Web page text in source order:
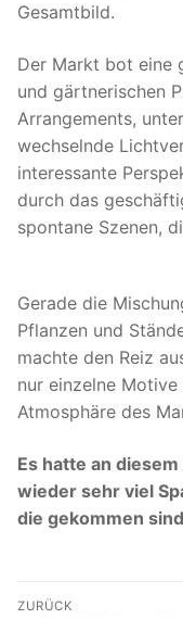
Gesamtbild.
Der Markt bot eine
und gärtnerischen
Arrangements,
wechselnde
interessante
durch das
spontane Szenen,
Gerade die
Pflanzen und
machte den Reiz
nur einzelne
Atmosphäre des
Es hatte an
wieder sehr viel
die gekommen
ZURÜCK